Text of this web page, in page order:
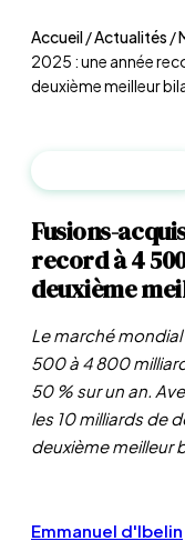
Accueil/Actualités /
2025 : une année
deuxième meilleur
Fusions-
record à 4
deuxième
Le marché
500 à 4 800
50 % sur un an.
les 10 milliards de
deuxième meilleur
Emmanuel d'Ibelin